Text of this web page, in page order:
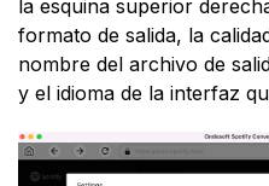
la esquina superior
formato de salida, la
nombre del archivo de
y el idioma de la interfaz